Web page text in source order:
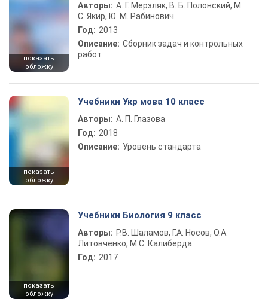
показать
обложку
Авторы: А. Г. Мерзляк, В. Б. Полонский, М.
С. Якир, Ю. М. Рабинович
Год: 2013
Описание: Сборник задач и контрольных
работ
показать
обложку
Учебники Укр мова 10 класс
Авторы: А. П. Глазова
Год: 2018
Описание: Уровень стандарта
показать
обложку
Учебники Биология 9 класс
Авторы: Р.В. Шаламов, Г.А. Носов, О.А.
Литовченко, М.С. Калиберда
Год: 2017